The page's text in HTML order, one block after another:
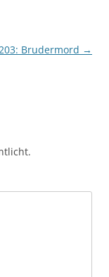
Brudermord →